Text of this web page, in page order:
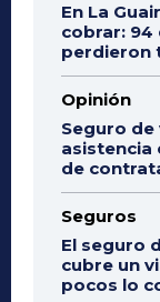
En La
cobrar: 94
perdieron
Opinión
Seguro
asistencia
de
Seguros
El seguro
cubre un
pocos lo